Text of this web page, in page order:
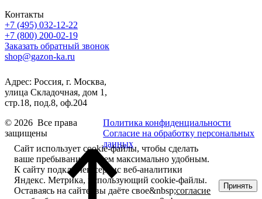
Контакты
+7 (495) 032-12-22
+7 (800) 200-02-19
Заказать обратный звонок
shop@gazon-ka.ru
Адрес: Россия, г. Москва,
улица Складочная, дом 1,
стр.18, под.8, оф.204
© 2026 Все права
защищены
Политика конфиденциальности
Согласие на обработку персональных
данных
Сайт использует cookie-файлы, чтобы сделать
ваше пребывание на нем максимально удобным.
К cайту подключен сервис веб-аналитики
Яндекс. Метрика, использующий cookie-файлы.
Оставаясь на сайте, вы даёте свое&nbsp;согласие
Принять